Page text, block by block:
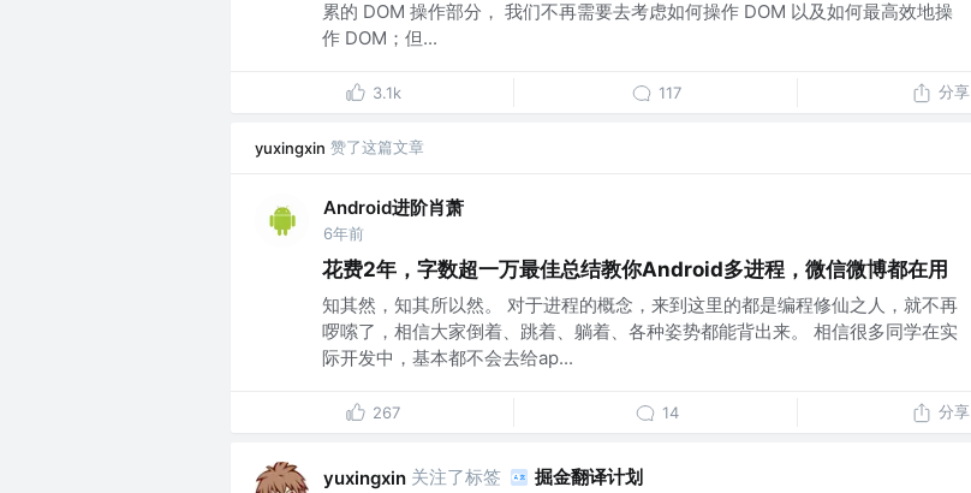
累的 DOM 操作部分， 我们不再需要去考虑如何操作 DOM 以及如何最高效地操
作 DOM；但...
3.1k 117 分享
yuxingxin 赞了这篇文章
Android进阶肖萧
6年前
花费2年，字数超一万最佳总结教你Android多进程，微信微博都在用
知其然，知其所以然。 对于进程的概念，来到这里的都是编程修仙之人，就不再
啰嗦了，相信大家倒着、跳着、躺着、各种姿势都能背出来。 相信很多同学在实
际开发中，基本都不会去给ap...
267 14 分享
yuxingxin 关注了标签 掘金翻译计划